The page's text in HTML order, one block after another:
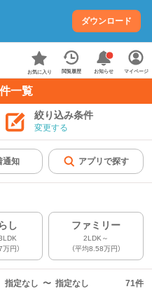
ダウンロード
お気に入り 閲覧履歴 お知らせ マイページ
一覧
絞り込み条件
変更する
通知 アプリで探す
し
円）
ファミリー
2LDK～
（平均8.58万円）
指定なし 〜 指定なし 71件